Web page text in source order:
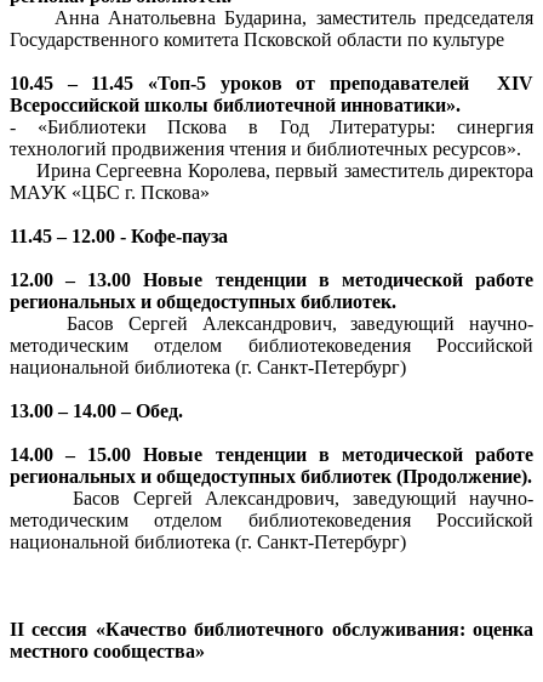
Анна Анатольевна Бударина, заместитель председателя
Государственного комитета Псковской области по культуре
10.45 – 11.45 «Топ-5 уроков от преподавателей XIV
Всероссийской школы библиотечной инноватики».
- «Библиотеки Пскова в Год Литературы: синергия
технологий продвижения чтения и библиотечных ресурсов».
Ирина Сергеевна Королева, первый заместитель директора
МАУК «ЦБС г. Пскова»
11.45 – 12.00 - Кофе-пауза
12.00 – 13.00 Новые тенденции в методической работе
региональных и общедоступных библиотек.
Басов Сергей Александрович, заведующий научно-
методическим отделом библиотековедения Российской
национальной библиотека (г. Санкт-Петербург)
13.00 – 14.00 – Обед.
14.00 – 15.00 Новые тенденции в методической работе
региональных и общедоступных библиотек (Продолжение).
Басов Сергей Александрович, заведующий научно-
методическим отделом библиотековедения Российской
национальной библиотека (г. Санкт-Петербург)
II сессия «Качество библиотечного обслуживания: оценка
местного сообщества»